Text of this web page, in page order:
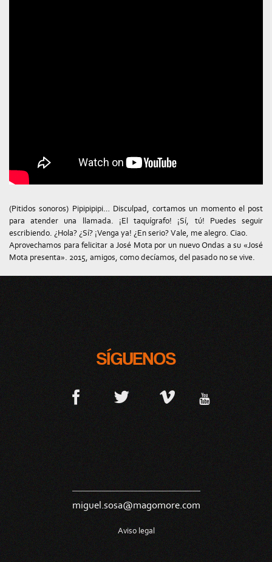
(Pitidos sonoros) Pipipipipi… Disculpad, cortamos un momento el post
para atender una llamada. ¡El taquígrafo! ¡Sí, tú! Puedes seguir
escribiendo. ¿Hola? ¿Sí? ¡Venga ya! ¿En serio? Vale, me alegro. Ciao.
Aprovechamos para felicitar a José Mota por un nuevo Ondas a su «José
Mota presenta». 2015, amigos, como decíamos, del pasado no se vive.
SÍGUENOS
miguel.sosa@magomore.com
Aviso legal